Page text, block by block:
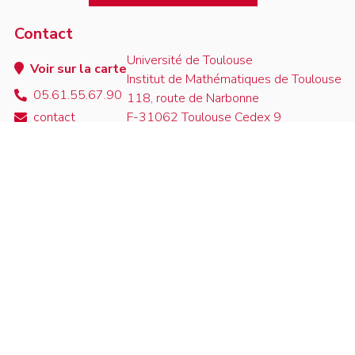
Contact
Voir sur la carte
05.61.55.67.90
contact
Université de Toulouse
Institut de Mathématiques de Toulouse
118, route de Narbonne
F-31062 Toulouse Cedex 9